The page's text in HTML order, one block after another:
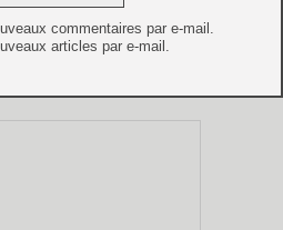
commentaires par e-mail.
articles par e-mail.